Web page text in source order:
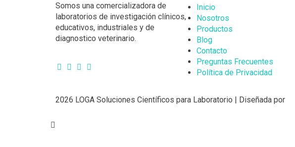
Somos una comercializadora de
laboratorios de investigación clínicos,
educativos, industriales y de
diagnostico veterinario.
Inicio
Nosotros
Productos
Blog
Contacto
Preguntas Frecuentes
Política de Privacidad
2026 LOGA Soluciones Científicos para Laboratorio | Diseñada por